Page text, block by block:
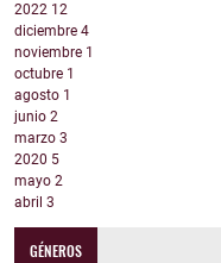
2022 12
diciembre 4
noviembre 1
octubre 1
agosto 1
junio 2
marzo 3
2020 5
mayo 2
abril 3
GÉNEROS